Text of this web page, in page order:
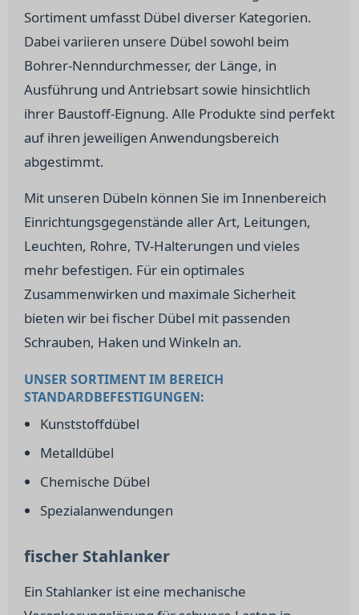
Sortiment umfasst Dübel diverser Kategorien.
Dabei variieren unsere Dübel sowohl beim
Bohrer-Nenndurchmesser, der Länge, in
Ausführung und Antriebsart sowie hinsichtlich
ihrer Baustoff-Eignung. Alle Produkte sind perfekt
auf ihren jeweiligen Anwendungsbereich
abgestimmt.
Mit unseren Dübeln können Sie im Innenbereich
Einrichtungsgegenstände aller Art, Leitungen,
Leuchten, Rohre, TV-Halterungen und vieles
mehr befestigen. Für ein optimales
Zusammenwirken und maximale Sicherheit
bieten wir bei fischer Dübel mit passenden
Schrauben, Haken und Winkeln an.
UNSER SORTIMENT IM BEREICH
STANDARDBEFESTIGUNGEN:
Kunststoffdübel
Metalldübel
Chemische Dübel
Spezialanwendungen
fischer Stahlanker
Ein Stahlanker ist eine mechanische